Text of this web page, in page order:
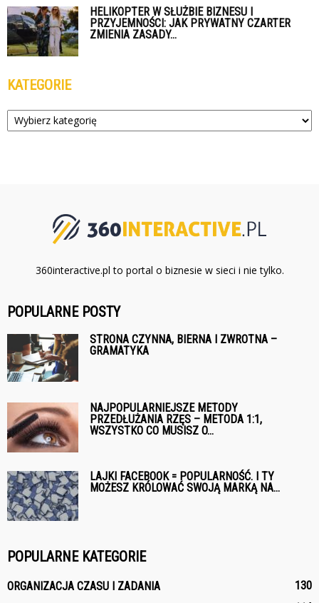
HELIKOPTER W SŁUŻBIE BIZNESU I
PRZYJEMNOŚCI: JAK PRYWATNY CZARTER
ZMIENIA ZASADY...
KATEGORIE
Kategorie
360interactive.pl to portal o biznesie w sieci i nie tylko.
POPULARNE POSTY
STRONA CZYNNA, BIERNA I ZWROTNA –
GRAMATYKA
NAJPOPULARNIEJSZE METODY
PRZEDŁUŻANIA RZĘS – METODA 1:1,
WSZYSTKO CO MUSISZ O...
LAJKI FACEBOOK = POPULARNOŚĆ. I TY
MOŻESZ KRÓLOWAĆ SWOJĄ MARKĄ NA...
POPULARNE KATEGORIE
ORGANIZACJA CZASU I ZADANIA
130